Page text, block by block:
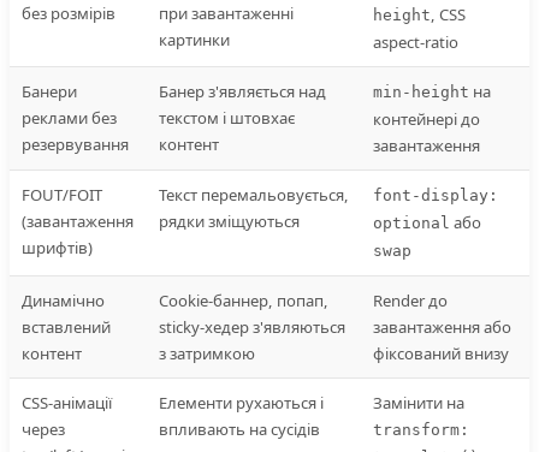
без розмірів
при завантаженні
картинки
height, CSS
aspect-ratio
Банери
реклами без
резервування
Банер з'являється над
текстом і штовхає
контент
min-height на
контейнері до
завантаження
FOUT/FOIT
(завантаження
шрифтів)
Текст перемальовується,
рядки зміщуються
font-display:
optional або
swap
Динамічно
вставлений
контент
Cookie-баннер, попап,
sticky-хедер з'являються
з затримкою
Render до
завантаження або
фіксований внизу
CSS-анімації
через
Елементи рухаються і
впливають на сусідів
Замінити на
transform: